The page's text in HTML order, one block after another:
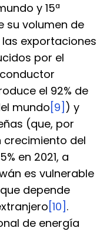
y 15ª
su volumen de
exportaciones
por el
el 92% de
mundo [9] ) y
(que, por
crecimiento del
en 2021, a
es vulnerable
depende
[10] .
de energía